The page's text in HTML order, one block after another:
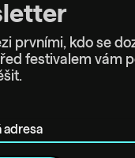
prvními, kdo se
festivalem vám